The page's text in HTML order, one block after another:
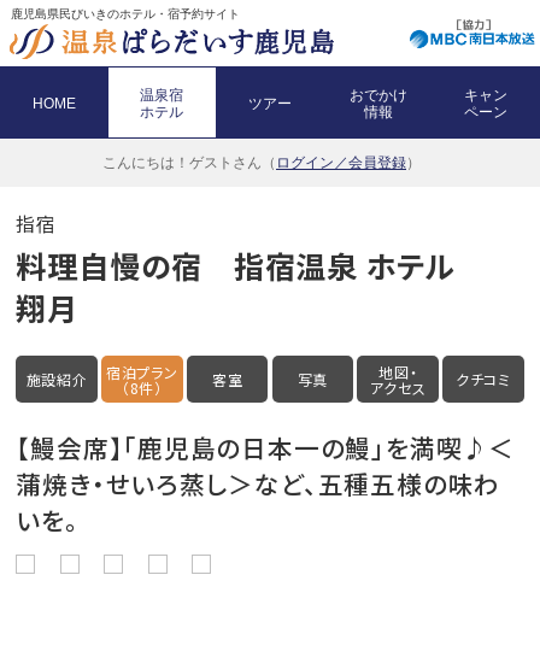
鹿児島県民びいきのホテル・宿予約サイト
HOME
温泉宿
ホテル
ツアー
おでかけ
情報
キャン
ペーン
こんにちは！ ゲストさん（ ログイン／会員登録）
指宿
料理自慢の宿 指宿温泉 ホテル
翔月
施設紹介 宿泊プラン
（8件） 客室 写真 地図・
アクセス クチコミ
【鰻会席】「鹿児島の日本一の鰻」を満喫♪＜
蒲焼き・せいろ蒸し＞など、五種五様の味わ
いを。